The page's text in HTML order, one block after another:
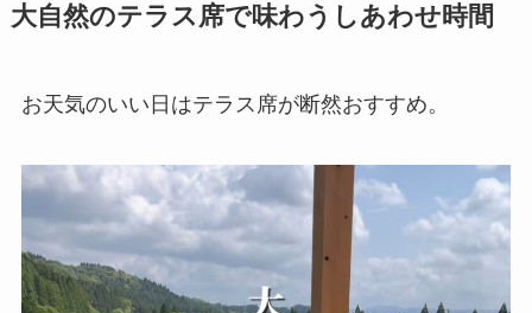
大自然のテラス席で味わうしあわせ時間
お天気のいい日はテラス席が断然おすすめ。